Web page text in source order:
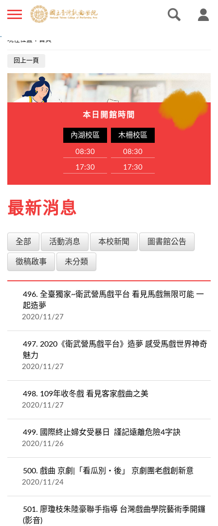
.
現在位置 ： 首頁
回上一頁
本日開館時間
內湖校區
08:30
17:30
木柵校區
08:30
17:30
最新消息
全部 活動消息 本校新聞 圖書館公告
徵稿啟事 未分類
496. 全臺獨家~衛武營馬戲平台 看見馬戲無限可能 一
起造夢
2020/11/27
497. 2020《衛武營馬戲平台》造夢 感受馬戲世界神奇
魅力
2020/11/27
498. 109年收冬戲 看見客家戲曲之美
2020/11/27
499. 國際終止婦女受暴日 謹記遠離危險4字訣
2020/11/26
500. 戲曲 京劇|「看瓜別‧後」 京劇團老戲創新意
2020/11/24
501. 廖瓊枝朱陸豪聯手指導 台灣戲曲學院藝術季開鑼
(影音)